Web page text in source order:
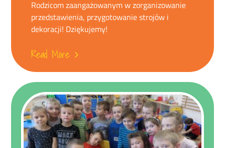
Rodzicom zaangażowanym w zorganizowanie
przedstawienia, przygotowanie strojów i
dekoracji! Dziękujemy!
Read More